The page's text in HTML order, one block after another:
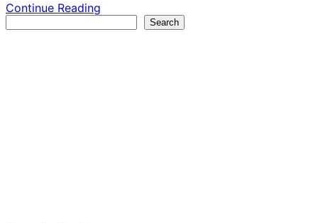
Continue Reading
Search